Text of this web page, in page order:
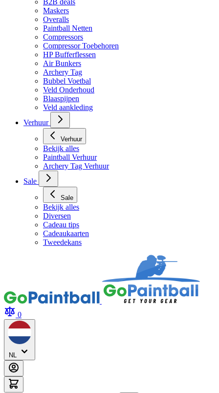
Bekijk alles
B2B deals
Maskers
Overalls
Paintball Netten
Compressors
Compressor Toebehoren
HP Bufferflessen
Air Bunkers
Archery Tag
Bubbel Voetbal
Veld Onderhoud
Blaaspijpen
Veld aankleding
Verhuur
Bekijk alles
Paintball Verhuur
Archery Tag Verhuur
Sale
Bekijk alles
Diversen
Cadeau tips
Cadeaukaarten
NL